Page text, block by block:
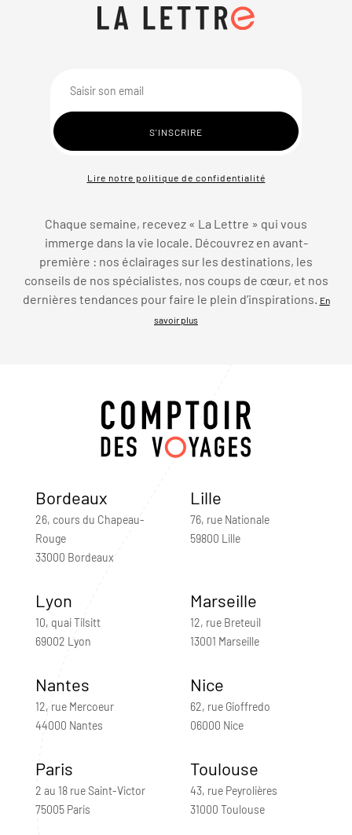
Lire notre politique de confidentialité
Chaque semaine, recevez « La Lettre » qui vous
immerge dans la vie locale. Découvrez en avant-
première : nos éclairages sur les destinations, les
conseils de nos spécialistes, nos coups de cœur, et nos
dernières tendances pour faire le plein d’inspirations.
En
savoir plus
Bordeaux
26, cours du Chapeau-
Rouge
33000 Bordeaux
Lille
76, rue Nationale
59800 Lille
Lyon
10, quai Tilsitt
69002 Lyon
Marseille
12, rue Breteuil
13001 Marseille
Nantes
12, rue Mercoeur
44000 Nantes
Nice
62, rue Gioffredo
06000 Nice
Paris
2 au 18 rue Saint-Victor
75005 Paris
Toulouse
43, rue Peyrolières
31000 Toulouse